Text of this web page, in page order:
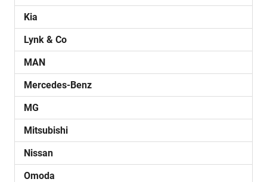
Kia
Lynk & Co
MAN
Mercedes-Benz
MG
Mitsubishi
Nissan
Omoda